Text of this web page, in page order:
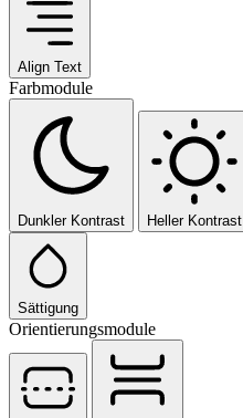
Align Text
Farbmodule
Dunkler Kontrast Heller Kontrast
Sättigung
Orientierungsmodule